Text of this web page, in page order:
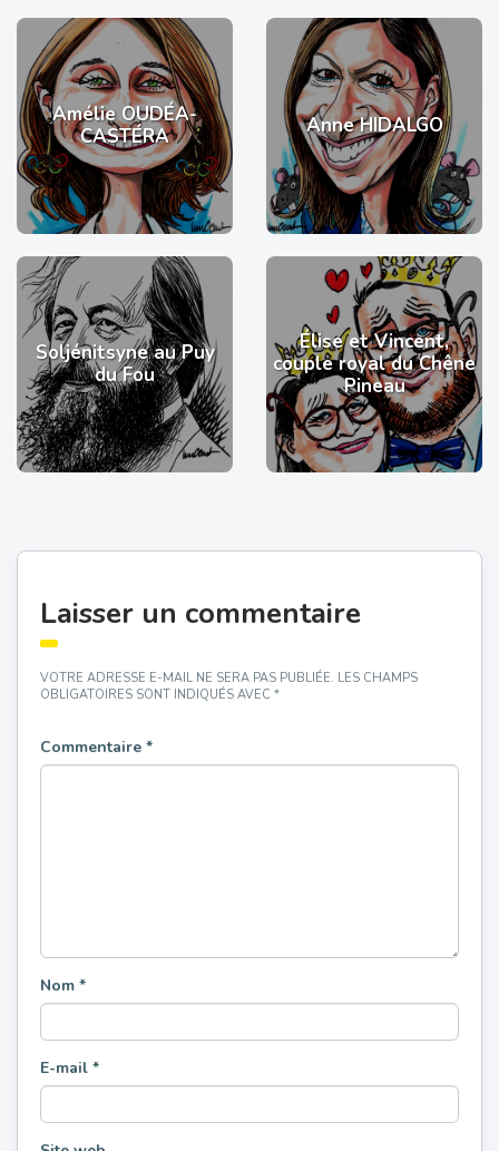
Amélie OUDÉA-
CASTÉRA
Anne HIDALGO
Soljénitsyne au Puy
du Fou
Élise et Vincent,
couple royal du Chêne
Pineau
Laisser un commentaire
VOTRE ADRESSE E-MAIL NE SERA PAS PUBLIÉE. LES CHAMPS
OBLIGATOIRES SONT INDIQUÉS AVEC *
Commentaire *
Nom *
E-mail *